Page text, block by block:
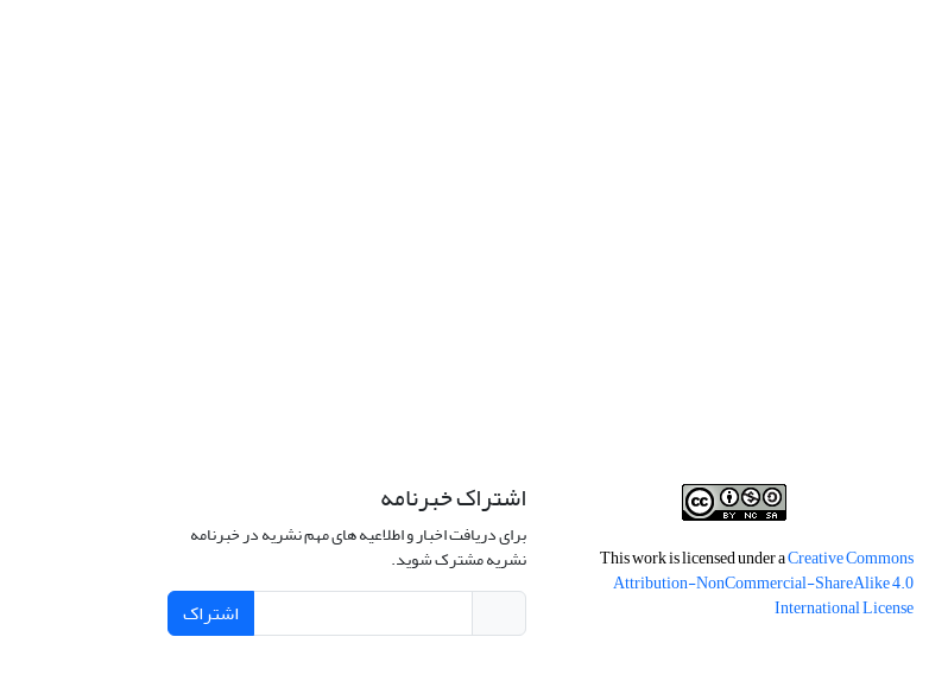
This work is licensed under aCreative Commons
Attribution-NonCommercial-ShareAlike 4.0
International License
اشتراک خبرنامه
برای دریافت اخبار و اطلاعیه های مهم نشریه در خبرنامه
نشریه مشترک شوید.
اشتراک